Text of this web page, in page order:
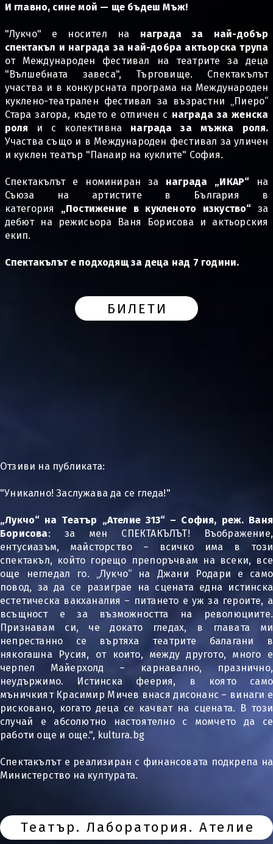
И главно, сине мой — ще бъдеш Мъж!
"Лукчо" е носител на награда за най-добър
спектакъл и награда за най-добра актьорска трупа
от Международен фестивал на театрите за деца
"Вълшебната завеса", Търговище. Спектакълът
участва и в конкурсната програма на Международен
куклено-театрален фестивал за възрастни „Пиеро“
Стара загора, където е отличен с награда за женска
роля и с колективна награда за мъжка роля.
Участва също и в Международен фестивал за уличен
и куклен театър "Панаир на куклите" София.
Спектакълът е номиниран за награда „ИКАР“ на
Съюза на артистите в България в
категория
„Постижение в кукленото изкуство“ за
дебют на режисьора Ваня Борисова и актьорския
екип.
Спектакълът е подходящ за деца над 7 години.
БИЛЕТИ
Отзиви на публиката:
"Уникално! Заслужава да се гледа!"
„Лукчо“ на Театър „Ателие 313“ – София, реж. Ваня
Борисова: за мен СПЕКТАКЪЛЪТ! Въображение,
ентусиазъм, майсторство – всичко има в този
спектакъл, който горещо препоръчвам на всеки, все
още негледал го. „Лукчо“ на Джани Родари е само
повод, за да се разиграе на сцената една истинска
естетическа вакханалия – питането е уж за героите, а
всъщност е за възможността на революциите.
Признавам си, че докато гледах, в главата ми
непрестанно се въртяха театрите балагани в
някогашна Русия, от които, между другото, много е
черпел Майерхолд – карнавално, празнично,
неудържимо. Истинска феерия, в която само
мъничкият Красимир Мичев внася дисонанс – винаги е
рисковано, когато деца се качват на сцената. В този
случай е абсолютно настоятелно с момчето да се
работи още и още.", kultura.bg
Спектакълът е реализиран с финансовата подкрепа на
Министерство на културата.
Театър. Лаборатория. Ателие